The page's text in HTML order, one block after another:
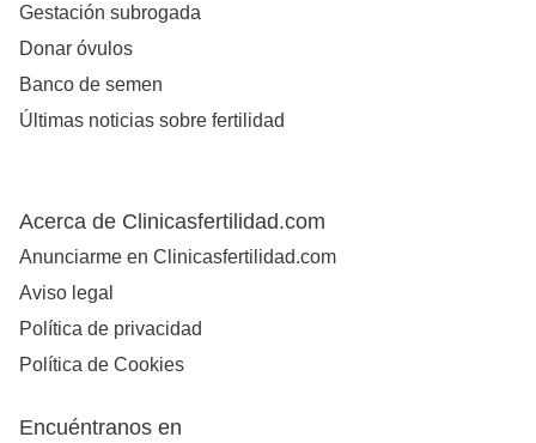
Gestación subrogada
Donar óvulos
Banco de semen
Últimas noticias sobre fertilidad
Acerca de Clinicasfertilidad.com
Anunciarme en Clinicasfertilidad.com
Aviso legal
Política de privacidad
Política de Cookies
Encuéntranos en